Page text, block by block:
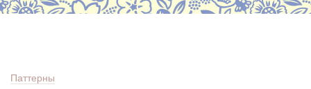
Паттерны